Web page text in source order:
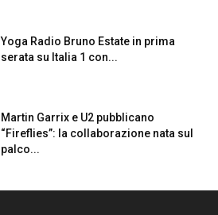
Yoga Radio Bruno Estate in prima
serata su Italia 1 con...
Martin Garrix e U2 pubblicano
“Fireflies”: la collaborazione nata sul
palco...